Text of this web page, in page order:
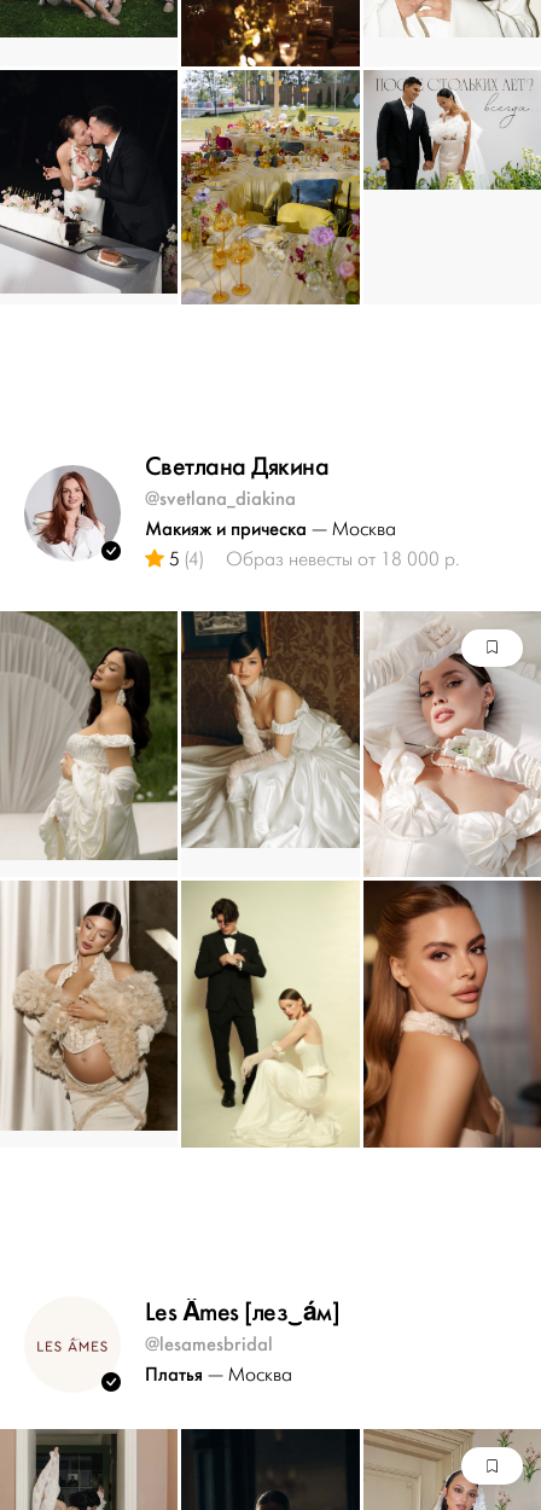
Светлана Дякина
@svetlana_diakina
Макияж и прическа — Москва
5 (4) Образ невесты от 18 000 р.
Les Âmes [лез‿áм]
@lesamesbridal
Платья — Москва